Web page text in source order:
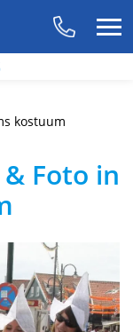
kostuum
Foto in